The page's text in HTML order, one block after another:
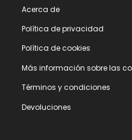
Acerca de
Polí­tica de privacidad
Polí­tica de cookies
Más información sobre las
Términos y condiciones
Devoluciones